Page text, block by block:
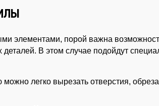
элементами, порой важна
В этом случае подойдут
легко вырезать отверстия,